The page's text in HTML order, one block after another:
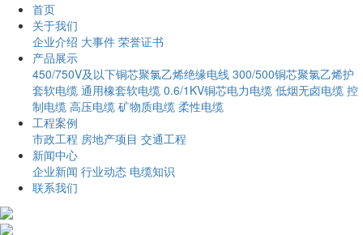
首页
关于我们
企业介绍 大事件 荣誉证书
产品展示
450/750V及以下铜芯聚氯乙烯绝缘电线 300/500铜芯聚氯乙烯护
套软电缆 通用橡套软电缆 0.6/1KV铜芯电力电缆 低烟无卤电缆 控
制电缆 高压电缆 矿物质电缆 柔性电缆
工程案例
市政工程 房地产项目 交通工程
新闻中心
企业新闻 行业动态 电缆知识
联系我们